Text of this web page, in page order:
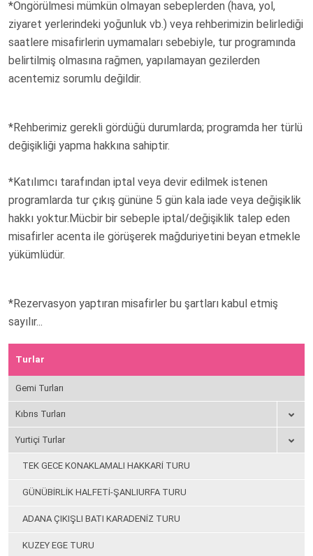
Turlar
Gemi Turları
Kıbrıs Turları
Yurtiçi Turlar
TEK GECE KONAKLAMALI HAKKARİ TURU
GÜNÜBİRLİK HALFETİ-ŞANLIURFA TURU
ADANA ÇIKIŞLI BATI KARADENİZ TURU
KUZEY EGE TURU
*Öngörülmesi mümkün olmayan sebeplerden (hava, yol,
ziyaret yerlerindeki yoğunluk vb.) veya rehberimizin belirlediği
saatlere misafirlerin uymamaları sebebiyle, tur programında
belirtilmiş olmasına rağmen, yapılamayan gezilerden
acentemiz sorumlu değildir.
*Rehberimiz gerekli gördüğü durumlarda; programda her türlü
değişikliği yapma hakkına sahiptir.
*Katılımcı tarafından iptal veya devir edilmek istenen
programlarda tur çıkış gününe 5 gün kala iade veya değişiklik
hakkı yoktur.Mücbir bir sebeple iptal/değişiklik talep eden
misafirler acenta ile görüşerek mağduriyetini beyan etmekle
yükümlüdür.
*Rezervasyon yaptıran misafirler bu şartları kabul etmiş
sayılır...